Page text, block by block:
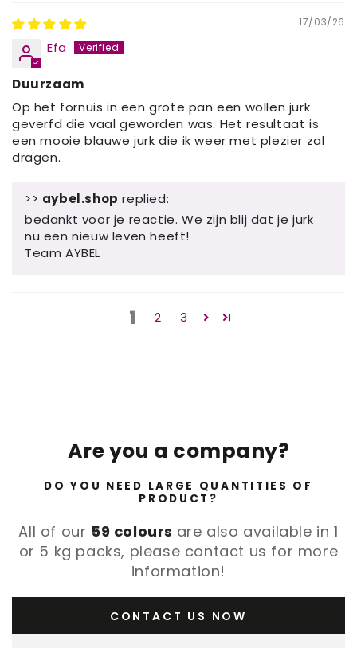
17/03/26
Efa
Duurzaam
Op het fornuis in een grote pan een wollen jurk
geverfd die vaal geworden was. Het resultaat is
een mooie blauwe jurk die ik weer met plezier zal
dragen.
>> aybel.shop replied:
bedankt voor je reactie. We zijn blij dat je jurk
nu een nieuw leven heeft!
Team AYBEL
1 2 3
Are you a company?
DO YOU NEED LARGE QUANTITIES OF
PRODUCT?
All of our 59 colours are also available in 1
or 5 kg packs, please contact us for more
information!
CONTACT US NOW